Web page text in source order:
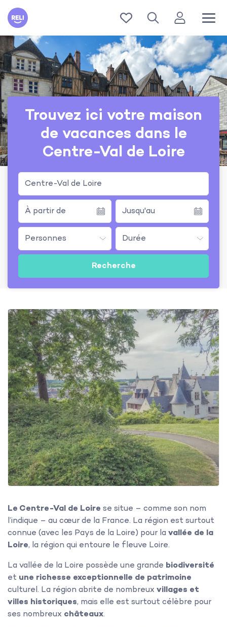
Reli
Trouvez ici votre maison
de vacances dans le
Centre-Val de Loire
Centre-Val de Loire
Le Centre-Val de Loire se situe – comme son nom
l’indique – au cœur de la France. La région est surtout
connue (avec les Pays de la Loire) pour la vallée de la
Loire, la région qui entoure le fleuve Loire.
La vallée de la Loire possède une grande biodiversité
et une richesse exceptionnelle de patrimoine
culturel. La région abrite de nombreux villages et
villes historiques, mais elle est surtout célèbre pour
ses nombreux châteaux.